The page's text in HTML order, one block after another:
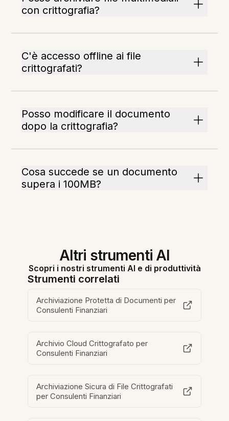
con crittografia?
C'è accesso offline ai file
crittografati?
Posso modificare il documento
dopo la crittografia?
Cosa succede se un documento
supera i 100MB?
Altri strumenti AI
Scopri i nostri strumenti AI e di produttività
Strumenti correlati
Archiviazione Protetta di Documenti per
Consulenti Finanziari
Archivio Cloud Crittografato per
Consulenti Finanziari
Archiviazione Sicura di File Crittografati
per Consulenti Finanziari